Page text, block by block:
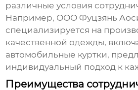
различные условия
Например, ООО Фуцзянь
специализируется на
качественной одежды,
автомобильные куртки,
индивидуальный подход к
Преимущества